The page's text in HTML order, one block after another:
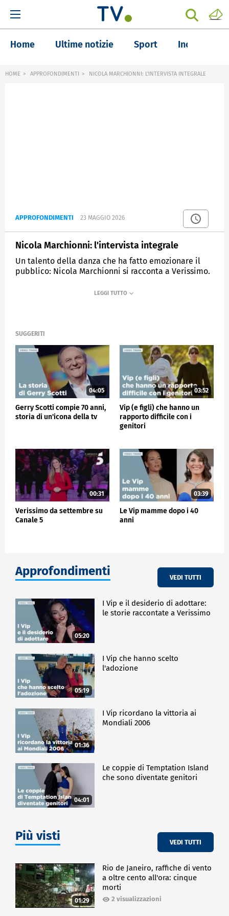
Home Ultime notizie Sport Inchieste
HOME APPROFONDIMENTI NICOLA MARCHIONNI: L'INTERVISTA INTEGRALE
APPROFONDIMENTI 23 MAGGIO 2026
Nicola Marchionni: l'intervista integrale
Un talento della danza che ha fatto emozionare il
pubblico: Nicola Marchionni si racconta a Verissimo.
VERISSIMO
SUGGERITI
04:05
Gerry Scotti compie 70 anni,
storia di un'icona della tv
03:52
Vip (e figli) che hanno un
rapporto difficile con i
genitori
00:31
Verissimo da settembre su
Canale 5
03:39
Le Vip mamme dopo i 40
anni
Approfondimenti VEDI TUTTI
05:20
I Vip e il desiderio di adottare:
le storie raccontate a Verissimo
05:19
I Vip che hanno scelto
l'adozione
01:36
I Vip ricordano la vittoria ai
Mondiali 2006
04:01
Le coppie di Temptation Island
che sono diventate genitori
Più visti VEDI TUTTI
01:29
Rio de Janeiro, raffiche di vento
a oltre cento all'ora: cinque
morti
2 visualizzazioni